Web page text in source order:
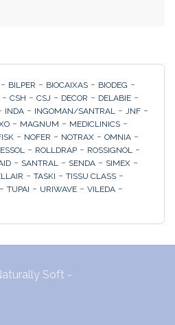
- BILPER - BIOCAIXAS - BIODEG -
- CSH - CSJ - DECOR - DELABIE -
INDA - INGOMAN/SANTRAL - JNF -
- MAGNUM - MEDICLINICS -
- NOFER - NOTRAX - OMNIA -
- ROLLDRAP - ROSSIGNOL -
- SANTRAL - SENDA - SIMEX -
- TASKI - TISSU CLASS -
- TUPAI - URIWAVE - VILEDA -